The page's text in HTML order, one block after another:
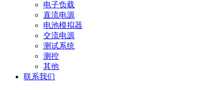
电子负载
直流电源
电池模拟器
交流电源
测试系统
测控
其他
联系我们